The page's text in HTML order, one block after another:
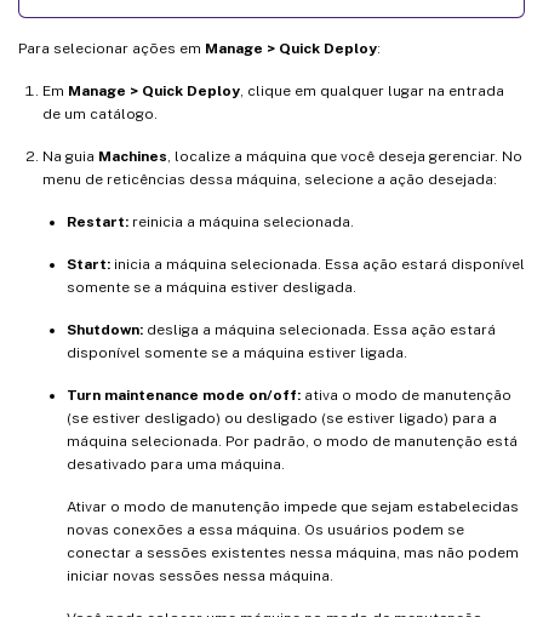
Para selecionar ações em Manage > Quick Deploy:
Em Manage > Quick Deploy , clique em qualquer lugar na entrada
de um catálogo.
Na guia Machines , localize a máquina que você deseja gerenciar. No
menu de reticências dessa máquina, selecione a ação desejada:
Restart: reinicia a máquina selecionada.
Start: inicia a máquina selecionada. Essa ação estará disponível
somente se a máquina estiver desligada.
Shutdown: desliga a máquina selecionada. Essa ação estará
disponível somente se a máquina estiver ligada.
Turn maintenance mode on/off: ativa o modo de manutenção
(se estiver desligado) ou desligado (se estiver ligado) para a
máquina selecionada. Por padrão, o modo de manutenção está
desativado para uma máquina.
Ativar o modo de manutenção impede que sejam estabelecidas
novas conexões a essa máquina. Os usuários podem se
conectar a sessões existentes nessa máquina, mas não podem
iniciar novas sessões nessa máquina.